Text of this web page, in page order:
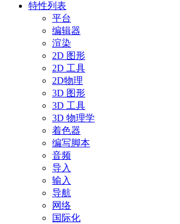
特性列表
平台
编辑器
渲染
2D 图形
2D 工具
2D物理
3D 图形
3D 工具
3D 物理学
着色器
编写脚本
音频
导入
输入
导航
网络
国际化